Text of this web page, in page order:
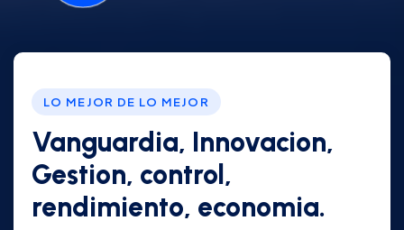
LO MEJOR DE LO MEJOR
Vanguardia, Innovacion,
Gestion, control,
rendimiento, economia.